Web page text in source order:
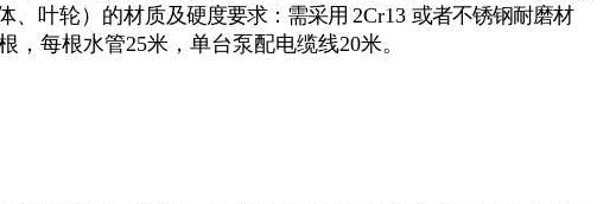
、叶轮 ） 的材质及硬度要求：需采用 2Cr13 或者不锈钢耐磨材
每根水管25米，单台泵配电缆线20米。